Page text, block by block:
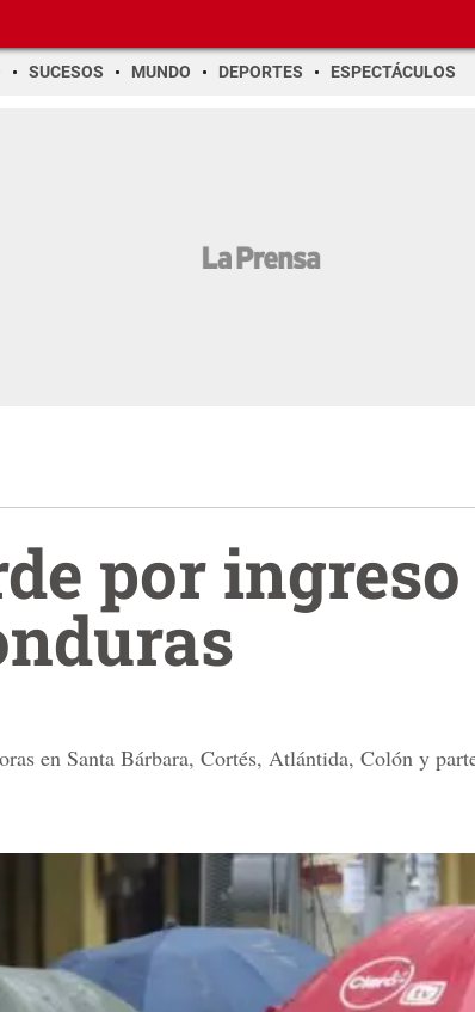
SUCESOS MUNDO DEPORTES ESPECTÁCULOS
por
en Santa Bárbara, Cortés, Atlántida, Colón y